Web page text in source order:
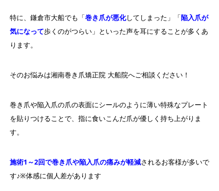
特に、鎌倉市大船でも「巻き爪が悪化してしまった」「陥入爪が
気になって歩くのがつらい」といった声を耳にすることが多くあ
ります。
そのお悩みは湘南巻き爪矯正院 大船院へご相談ください！
巻き爪や陥入爪の爪の表面にシールのように薄い特殊なプレート
を貼りつけることで、指に食いこんだ爪が優しく持ち上がりま
す。
施術1～2回で巻き爪や陥入爪の痛みが軽減されるお客様が多いで
す♪※体感に個人差があります